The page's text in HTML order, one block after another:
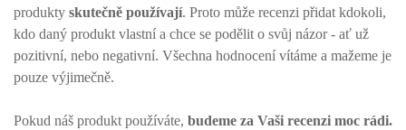
produkty skutečně používají. Proto může recenzi přidat kdokoli,
kdo daný produkt vlastní a chce se podělit o svůj názor - ať už
pozitivní, nebo negativní. Všechna hodnocení vítáme a mažeme je
pouze výjimečně.
Pokud náš produkt používáte, budeme za Vaši recenzi moc rádi.